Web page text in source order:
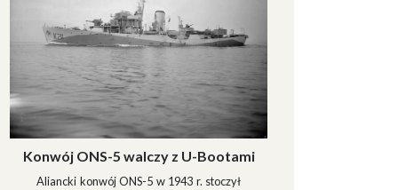
Konwój ONS-5 walczy z U-Bootami
Aliancki konwój ONS-5 w 1943 r. stoczył